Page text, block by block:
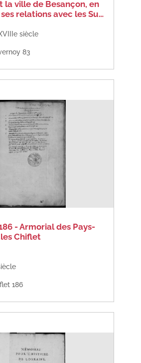
la ville de Besançon, en
relations avec les Su…
siècle
83
- Armorial des Pays-
Chiflet
186